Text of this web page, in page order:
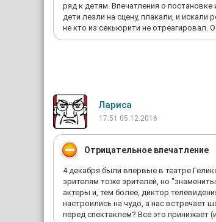
ряд к детям. Впечатления о
дети лезли на сцену, плакали, и
не кто из секьюрити не отреагировал.
Лариса
17:51 05.12.2016
Отрицательное впечатление
4 декабря были впервые в театре
зрителям тоже зрителей, но
актеры и, тем более, диктор
настроились на чудо, а нас встречает
перед спектаклем? Все это принижает